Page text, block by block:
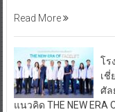
Read More
โร
เชี่
ศัล
แนวคิด THE NEW ERA